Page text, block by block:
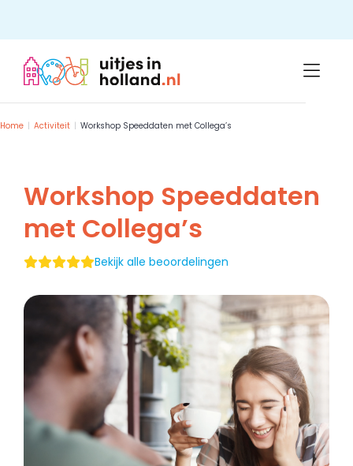
content
Home Activiteit Workshop Speeddaten met Collega’s
Workshop Speeddaten
met Collega’s
Bekijk alle beoordelingen